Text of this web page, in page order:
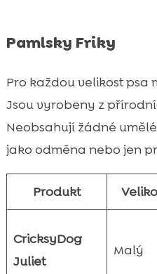
Pamlsky Friky
Pro každou velikost psa
Jsou vyrobeny z
Neobsahují žádné
jako odměna nebo jen
Produkt
CricksyDog
Juliet
Malý